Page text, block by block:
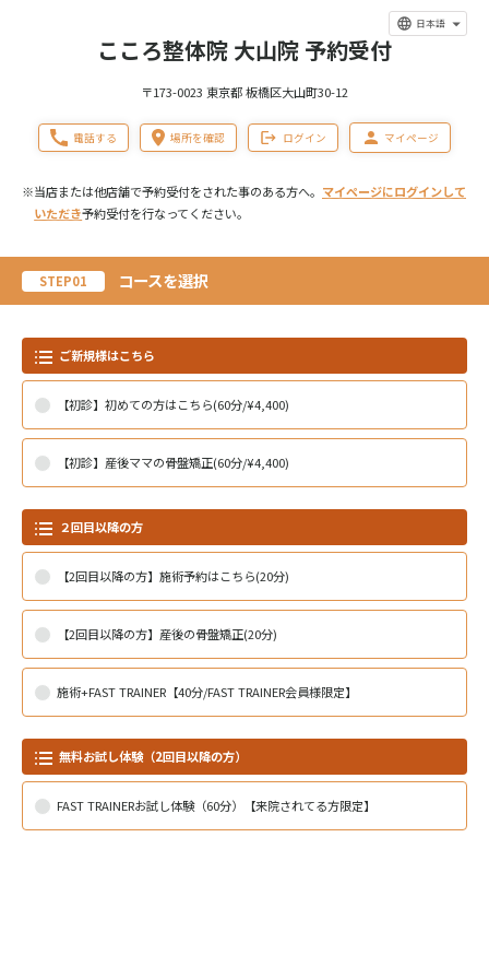
日本語
こころ整体院 大山院 予約受付
〒173-0023 東京都 板橋区大山町30-12
電話する 場所を確認 ログイン マイページ
※当店または他店舗で予約受付をされた事のある方へ。 マイページにログインして
いただき予約受付を行なってください。
STEP01 コースを選択
ご新規様はこちら
【初診】初めての方はこちら(60分/¥4,400)
【初診】産後ママの骨盤矯正(60分/¥4,400)
２回目以降の方
【2回目以降の方】施術予約はこちら(20分)
【2回目以降の方】産後の骨盤矯正(20分)
施術+FAST TRAINER【40分/FAST TRAINER会員様限定】
無料お試し体験（2回目以降の方）
FAST TRAINERお試し体験（60分）【来院されてる方限定】